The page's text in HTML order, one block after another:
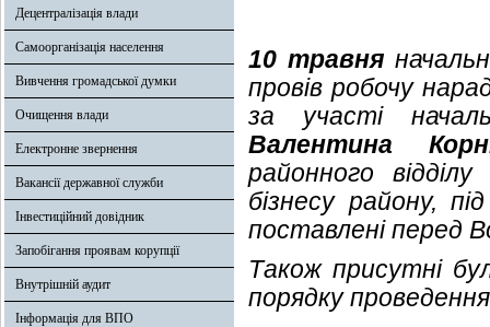
Децентралізація влади
Самоорганізація населення
Вивчення громадської думки
Очищення влади
Електронне звернення
Вакансії державної служби
Інвестиційний довідник
Запобігання проявам корупції
Внутрішній аудит
Інформація для ВПО
10 травня
провів робочу
за участі
Валентина
районного відділу
бізнесу району,
поставлені перед
Також присутні
порядку проведення